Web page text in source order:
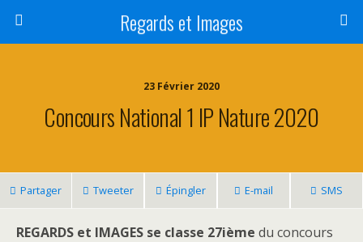
Regards et Images
23 Février 2020
Concours National 1 IP Nature 2020
Partager Tweeter Épingler E-mail SMS
REGARDS et IMAGES se classe 27ième du concours